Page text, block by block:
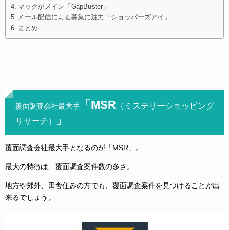
マックがメイン「GapBuster」
メール配信による募集に注力「ショッパーズアイ」
まとめ
覆面調査会社最大手 「MSR （ミステリーショッピング
リサーチ）
」
覆面調査会社最大手となるのが「MSR」。
最大の特徴は、覆面調査案件数の多さ。
地方や郊外、田舎住みの方でも、覆面調査案件を見つけることが出
来るでしょう。